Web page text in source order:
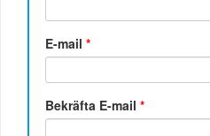
E-mail*
Bekräfta E-mail*